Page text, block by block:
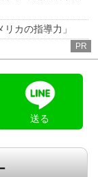
カの指導力」
PR
送る